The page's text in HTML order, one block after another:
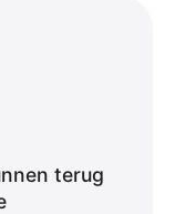
terug